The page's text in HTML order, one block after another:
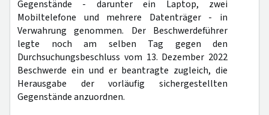
Gegenstände - darunter ein Laptop, zwei
Mobiltelefone und mehrere Datenträger - in
Verwahrung genommen. Der Beschwerdeführer
legte noch am selben Tag gegen den
Durchsuchungsbeschluss vom 13. Dezember 2022
Beschwerde ein und er beantragte zugleich, die
Herausgabe der vorläufig sichergestellten
Gegenstände anzuordnen.